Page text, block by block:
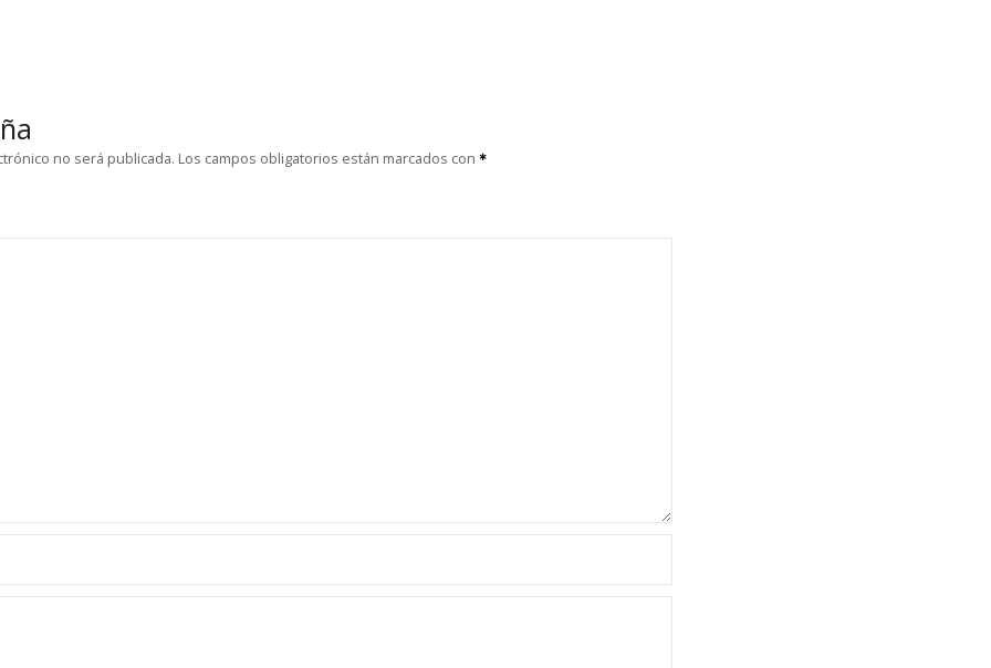
no será publicada. Los campos obligatorios están marcados con